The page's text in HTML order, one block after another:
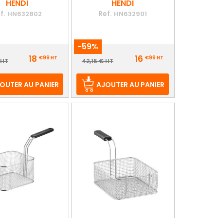
HENDI
HN632802
18€99 HT
AU PANIER
HENDI
Ref. HN632901
-59%
Prix
Prix
base
42,15 € HT 16 €99 HT
AJOUTER AU PANIER